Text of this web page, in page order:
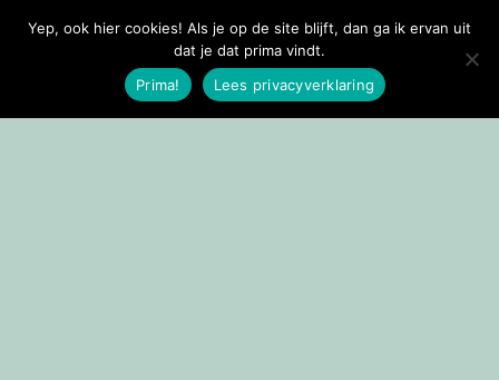
Doorgaan naar inhoud
Yep, ook hier cookies! Als je op de site blijft, dan ga ik ervan uit
dat je dat prima vindt.
Prima!
Lees privacyverklaring